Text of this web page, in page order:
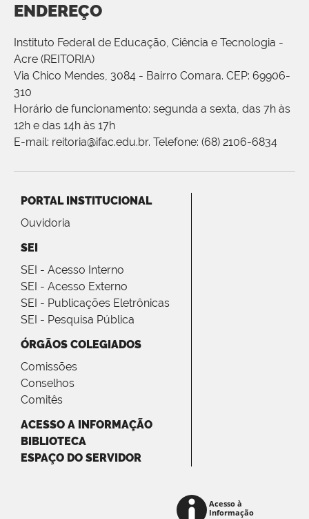
ENDEREÇO
Instituto Federal de Educação, Ciência e Tecnologia -
Acre (REITORIA)
Via Chico Mendes, 3084 - Bairro Comara. CEP: 69906-
310
Horário de funcionamento: segunda a sexta, das 7h às
12h e das 14h às 17h
E-mail: reitoria@ifac.edu.br. Telefone: (68) 2106-6834
PORTAL INSTITUCIONAL
Ouvidoria
SEI
SEI - Acesso Interno
SEI - Acesso Externo
SEI - Publicações Eletrônicas
SEI - Pesquisa Pública
ÓRGÃOS COLEGIADOS
Comissões
Conselhos
Comitês
ACESSO A INFORMAÇÃO
BIBLIOTECA
ESPAÇO DO SERVIDOR